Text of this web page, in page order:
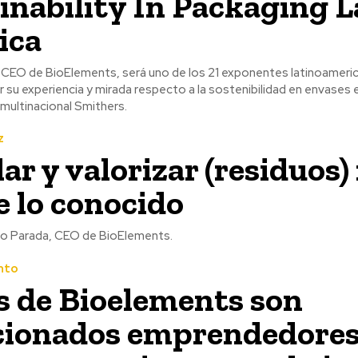
de BioElements, será uno de los 21 exponentes
Smithers.
y valorizar (residuos)
lo conocido
Parada, CEO de BioElements.
de Bioelements son